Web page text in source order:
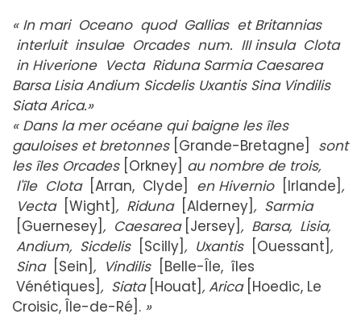
« In mari Oceano quod Gallias et Britannias
interluit insulae Orcades num. III insula Clota
in Hiverione Vecta Riduna Sarmia Caesarea
Barsa Lisia Andium Sicdelis Uxantis Sina Vindilis
Siata Arica.»
« Dans la mer océane qui baigne les îles
gauloises et bretonnes [Grande-Bretagne] sont
les îles Orcades [Orkney] au nombre de trois,
l'île Clota
[Arran, Clyde] en Hivernio [Irlande] ,
Vecta
[Wight] , Riduna [Alderney] , Sarmia
[Guernesey] , Caesarea [Jersey] , Barsa, Lisia,
Andium, Sicdelis
[Scilly] , Uxantis [Ouessant] ,
Sina
[Sein] , Vindilis
[Belle-Île, îles
Vénétiques] , Siata [Houat] , Arica [Hoedic, Le
Croisic, Île-de-Ré]. »